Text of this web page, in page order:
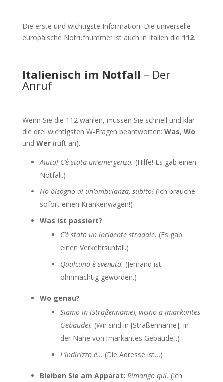
Die erste und wichtigste Information: Die universelle
europäische Notrufnummer ist auch in Italien die 112.
Italienisch im Notfall – Der
Anruf
Wenn Sie die 112 wählen, müssen Sie schnell und klar
die drei wichtigsten W-Fragen beantworten: Was, Wo
und Wer(ruft an).
Aiuto! C’è stata un’emergenza. (Hilfe! Es gab einen
Notfall.)
Ho bisogno di un’ambulanza, subito!(Ich brauche
sofort einen Krankenwagen!)
Was ist passiert?
C’è stato un incidente stradale. (Es gab
einen Verkehrsunfall.)
Qualcuno è svenuto. (Jemand ist
ohnmächtig geworden.)
Wo genau?
Siamo in [Straßenname], vicino a [markantes
Gebäude]. (Wir sind in [Straßenname], in
der Nähe von [markantes Gebäude].)
L’indirizzo è… (Die Adresse ist…)
Bleiben Sie am Apparat: Rimango qui. (Ich